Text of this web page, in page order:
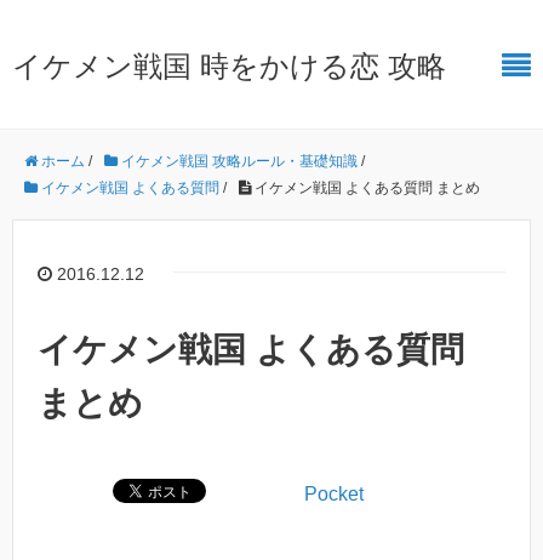
イケメン戦国 時をかける恋 攻略
ホーム / イケメン戦国 攻略ルール・基礎知識 /
イケメン戦国 よくある質問 / イケメン戦国 よくある質問 まとめ
2016.12.12
イケメン戦国 よくある質問
まとめ
Pocket